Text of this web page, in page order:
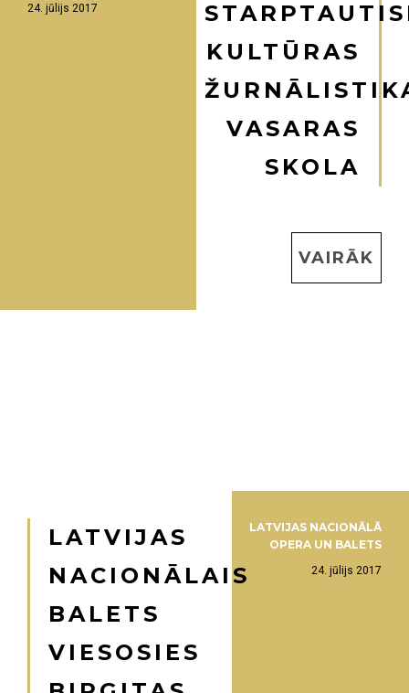
24. jūlijs 2017
KULTŪRAS
VASARAS
SKOLA
VAIRĀK
LATVIJAS
NACIONĀLAIS
BALETS
VIESOSIES
LATVIJAS NACIONĀLĀ
OPERA UN BALETS
24. jūlijs 2017